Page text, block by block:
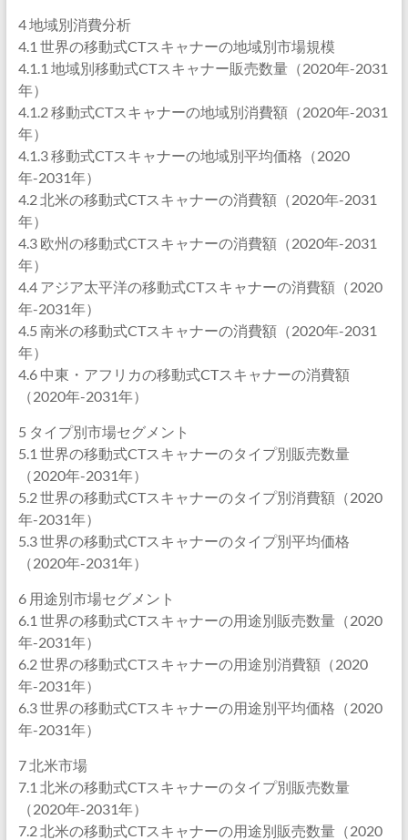
4 地域別消費分析
4.1 世界の移動式CTスキャナーの地域別市場規模
4.1.1 地域別移動式CTスキャナー販売数量（2020年-2031
年）
4.1.2 移動式CTスキャナーの地域別消費額（2020年-2031
年）
4.1.3 移動式CTスキャナーの地域別平均価格（2020
年-2031年）
4.2 北米の移動式CTスキャナーの消費額（2020年-2031
年）
4.3 欧州の移動式CTスキャナーの消費額（2020年-2031
年）
4.4 アジア太平洋の移動式CTスキャナーの消費額（2020
年-2031年）
4.5 南米の移動式CTスキャナーの消費額（2020年-2031
年）
4.6 中東・アフリカの移動式CTスキャナーの消費額
（2020年-2031年）
5 タイプ別市場セグメント
5.1 世界の移動式CTスキャナーのタイプ別販売数量
（2020年-2031年）
5.2 世界の移動式CTスキャナーのタイプ別消費額（2020
年-2031年）
5.3 世界の移動式CTスキャナーのタイプ別平均価格
（2020年-2031年）
6 用途別市場セグメント
6.1 世界の移動式CTスキャナーの用途別販売数量（2020
年-2031年）
6.2 世界の移動式CTスキャナーの用途別消費額（2020
年-2031年）
6.3 世界の移動式CTスキャナーの用途別平均価格（2020
年-2031年）
7 北米市場
7.1 北米の移動式CTスキャナーのタイプ別販売数量
（2020年-2031年）
7.2 北米の移動式CTスキャナーの用途別販売数量（2020